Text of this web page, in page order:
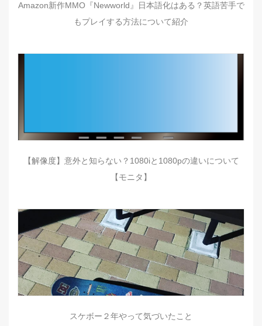
Amazon新作MMO『Newworld』日本語化はある？英語苦手で
もプレイする方法について紹介
【解像度】意外と知らない？1080iと1080pの違いについて
【モニタ】
スケボー２年やって気づいたこと